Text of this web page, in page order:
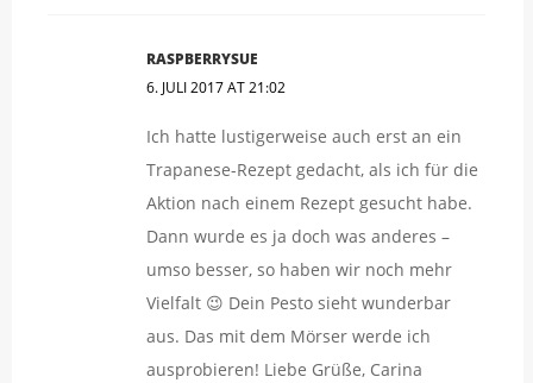
RASPBERRYSUE
6. JULI 2017 AT 21:02
Ich hatte lustigerweise auch erst an ein
Trapanese-Rezept gedacht, als ich für die
Aktion nach einem Rezept gesucht habe.
Dann wurde es ja doch was anderes –
umso besser, so haben wir noch mehr
Vielfalt 😉 Dein Pesto sieht wunderbar
aus. Das mit dem Mörser werde ich
ausprobieren! Liebe Grüße, Carina